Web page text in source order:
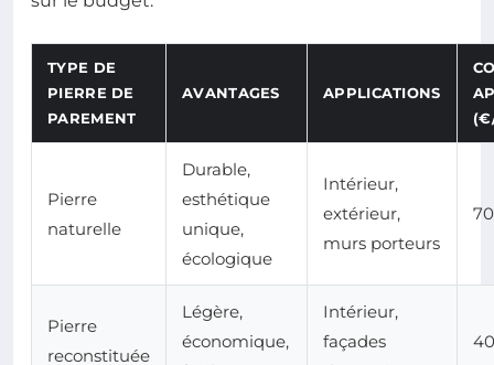
TYPE DE
PIERRE DE
PAREMENT
AVANTAGES APPLICATIONS
Pierre
naturelle
Durable,
esthétique
unique,
écologique
Intérieur,
extérieur,
murs porteurs
Pierre
reconstituée
Légère,
économique,
Intérieur,
façades